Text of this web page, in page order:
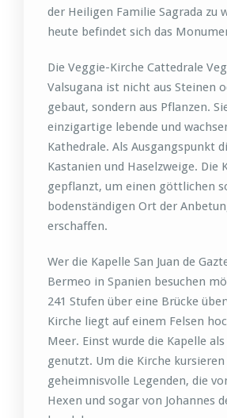
der Heiligen Familie Sagrada zu
heute befindet sich das
Die Veggie-Kirche Cattedrale
Valsugana ist nicht aus Steinen
gebaut, sondern aus Pflanzen.
einzigartige lebende und
Kathedrale. Als Ausgangspunkt
Kastanien und Haselzweige. Die
gepflanzt, um einen göttlichen
bodenständigen Ort der
erschaffen.
Wer die Kapelle San Juan de
Bermeo in Spanien besuchen
241 Stufen über eine Brücke
Kirche liegt auf einem Felsen
Meer. Einst wurde die Kapelle
genutzt. Um die Kirche kursieren
geheimnisvolle Legenden, die
Hexen und sogar von Johannes